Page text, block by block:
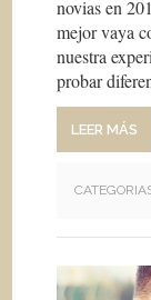
novias en
mejor vaya
nuestra
probar
LEER MÁS